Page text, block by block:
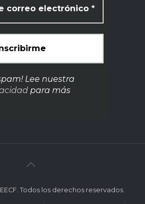
Lee nuestra
para más
Todos los derechos reservados.